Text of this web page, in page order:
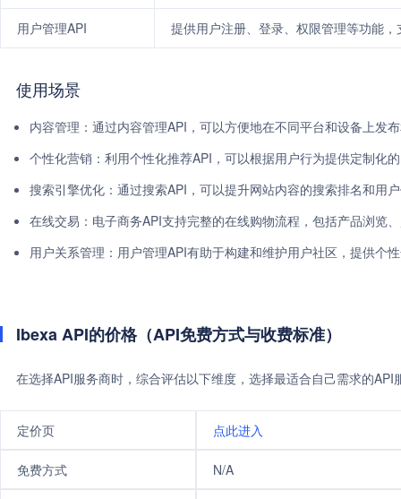
用户管理API 提供用户注册、登录、权限管理等功能
使用场景
内容管理：通过内容管理API，可以方便地在不同平台和设备上发
个性化营销：利用个性化推荐API，可以根据用户行为提供定制化
搜索引擎优化：通过搜索API，可以提升网站内容的搜索排名和用
在线交易：电子商务API支持完整的在线购物流程，包括产品浏览
用户关系管理：用户管理API有助于构建和维护用户社区，提供个
Ibexa API的价格（API免费方式与收费标准）
在选择API服务商时，综合评估以下维度，选择最适合自己需求的
定价页 点此进入
免费方式 N/A